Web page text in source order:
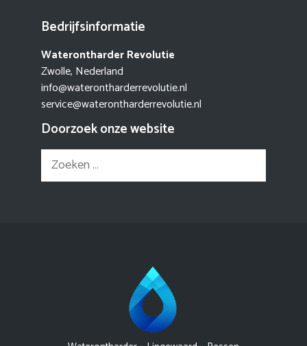
Bedrijfsinformatie
Waterontharder Revolutie
Zwolle, Nederland
info@waterontharderrevolutie.nl
service@waterontharderrevolutie.nl
Doorzoek onze website
Zoek
naar: